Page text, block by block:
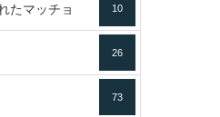
16
たマッチョ 10
26
73